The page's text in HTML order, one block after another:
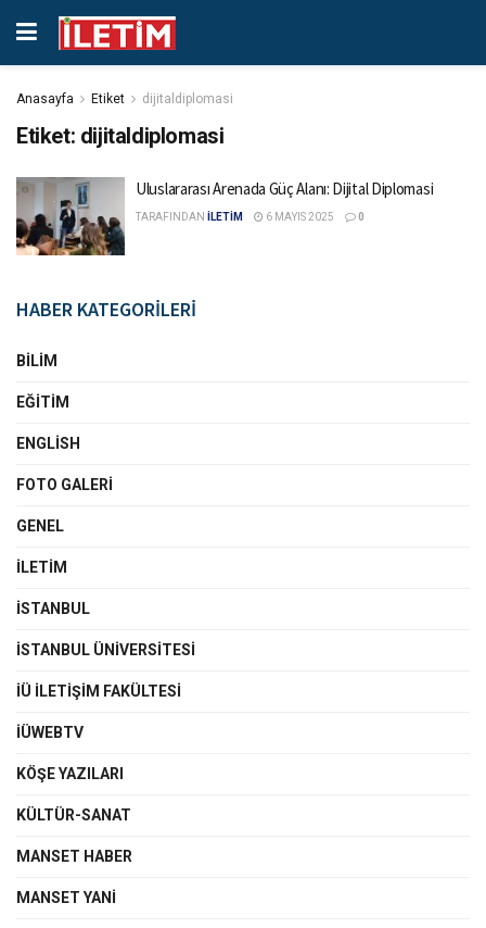
Anasayfa Etiket dijitaldiplomasi
Etiket: dijitaldiplomasi
Uluslararası Arenada Güç Alanı: Dijital Diplomasi
TARAFINDAN İLETİM 6 MAYIS 2025 0
HABER KATEGORİLERİ
BILIM
EĞITIM
ENGLISH
FOTO GALERI
GENEL
İLETIM
İSTANBUL
İSTANBUL ÜNIVERSITESI
İÜ İLETIŞIM FAKÜLTESI
İÜWEBTV
KÖŞE YAZILARI
KÜLTÜR-SANAT
MANSET HABER
MANSET YANI